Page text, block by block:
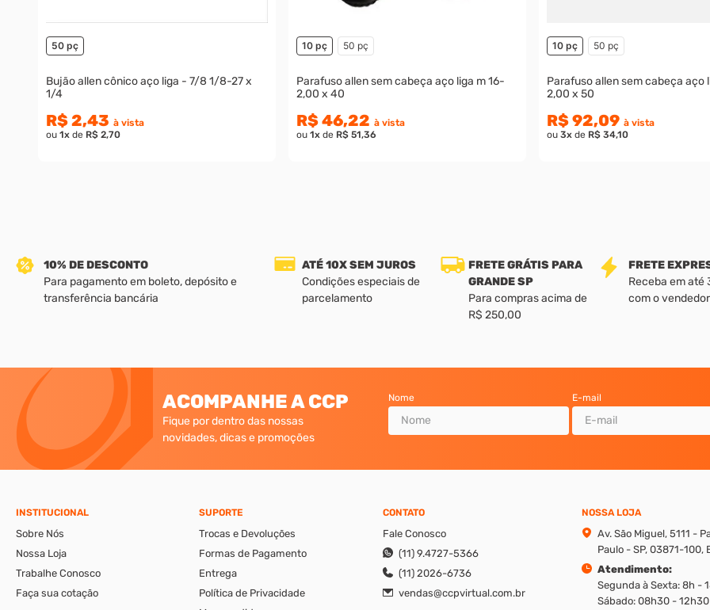
50 pç
Bujão allen cônico aço liga - 7/8 1/8-27 x
1/4
R$ 2,43 à vista
ou 1xde R$ 2,70
10 pç 50 pç
Parafuso allen sem cabeça aço liga m 16-
2,00 x 40
R$ 46,22 à vista
ou 1xde R$ 51,36
10 pç 50 pç
Parafuso allen sem cabeça aço
2,00 x 50
R$ 92,09 à vista
ou 3xde R$ 34,10
10% DE DESCONTO
Para pagamento em boleto, depósito e
transferência bancária
ATÉ 10X SEM JUROS
Condições especiais de
parcelamento
FRETE GRÁTIS PARA
GRANDE SP
Para compras acima de
R$ 250,00
FRETE
Receba em até
com o vendedor
ACOMPANHE A CCP
Fique por dentro das nossas
novidades, dicas e promoções
Nome E-mail
INSTITUCIONAL
Sobre Nós
Nossa Loja
Trabalhe Conosco
Faça sua cotação
SUPORTE
Trocas e Devoluções
Formas de Pagamento
Entrega
Política de Privacidade
CONTATO
Fale Conosco
(11) 9.4727-5366
(11) 2026-6736
vendas@ccpvirtual.com.br
NOSSA LOJA
Av. São Miguel, 5111 -
Paulo - SP, 03871-100,
Atendimento:
Segunda à Sexta: 8h -
Sábado: 08h30 - 12h30